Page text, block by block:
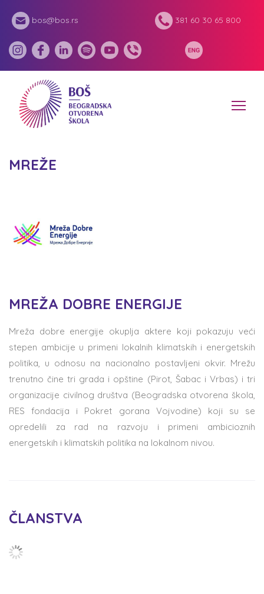
bos@bos.rs 381 60 30 65 800
MREŽE
MREŽA DOBRE ENERGIJE
Mreža dobre energije okuplja aktere koji pokazuju veći
stepen ambicije u primeni lokalnih klimatskih i energetskih
politika, u odnosu na nacionalno postavljeni okvir. Mrežu
trenutno čine tri grada i opštine (Pirot, Šabac i Vrbas) i tri
organizacije civilnog društva (Beogradska otvorena škola,
RES fondacija i Pokret gorana Vojvodine) koji su se
opredelili za rad na razvoju i primeni ambicioznih
energetskih i klimatskih politika na lokalnom nivou.
ČLANSTVA